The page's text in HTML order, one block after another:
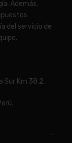
Además,
del servicio de
Sur Km 38.2,